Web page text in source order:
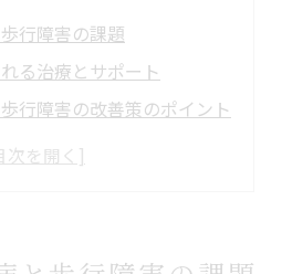
行障害の課題
る治療とサポート
行障害の改善策のポイント
可能性